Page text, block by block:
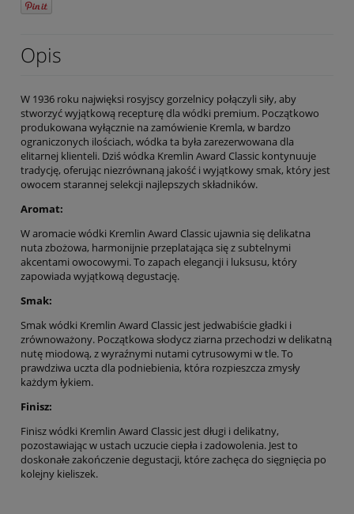
Opis
W 1936 roku najwięksi rosyjscy gorzelnicy połączyli siły, aby
stworzyć wyjątkową recepturę dla wódki premium. Początkowo
produkowana wyłącznie na zamówienie Kremla, w bardzo
ograniczonych ilościach, wódka ta była zarezerwowana dla
elitarnej klienteli. Dziś wódka Kremlin Award Classic kontynuuje
tradycję, oferując niezrównaną jakość i wyjątkowy smak, który jest
owocem starannej selekcji najlepszych składników.
Aromat:
W aromacie wódki Kremlin Award Classic ujawnia się delikatna
nuta zbożowa, harmonijnie przeplatająca się z subtelnymi
akcentami owocowymi. To zapach elegancji i luksusu, który
zapowiada wyjątkową degustację.
Smak:
Smak wódki Kremlin Award Classic jest jedwabiście gładki i
zrównoważony. Początkowa słodycz ziarna przechodzi w delikatną
nutę miodową, z wyraźnymi nutami cytrusowymi w tle. To
prawdziwa uczta dla podniebienia, która rozpieszcza zmysły
każdym łykiem.
Finisz:
Finisz wódki Kremlin Award Classic jest długi i delikatny,
pozostawiając w ustach uczucie ciepła i zadowolenia. Jest to
doskonałe zakończenie degustacji, które zachęca do sięgnięcia po
kolejny kieliszek.